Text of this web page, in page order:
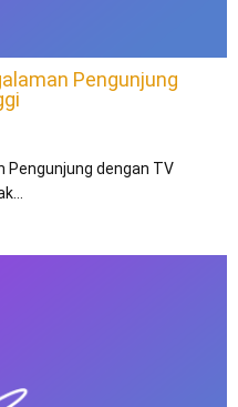
Pengunjung
Pengunjung dengan TV